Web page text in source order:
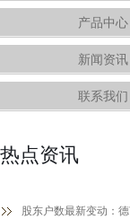
产品中心
新闻资讯
联系我们
热点资讯